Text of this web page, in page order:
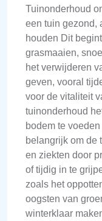
Tuinonderhoud
een tuin gezond,
houden Dit
grasmaaien,
het verwijderen
geven, vooral
voor de vitaliteit
tuinonderhoud
bodem te
belangrijk om de
en ziekten door
of tijdig in te
zoals het
oogsten van
winterklaar